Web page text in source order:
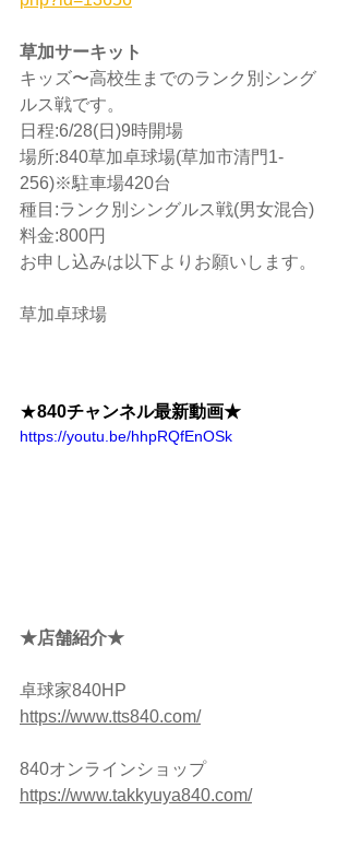
草加サーキット
キッズ〜高校生までのランク別シング
ルス戦です。
日程:6/28(日)9時開場
場所:840草加卓球場(草加市清門1-
256)※駐車場420台
種目:ランク別シングルス戦(男女混合)
料金:800円
お申し込みは以下よりお願いします。
草加卓球場
★840チャンネル最新動画★
https://youtu.be/hhpRQfEnOSk
★店舗紹介★
卓球家840HP
https://www.tts840.com/
840オンラインショップ
https://www.takkyuya840.com/